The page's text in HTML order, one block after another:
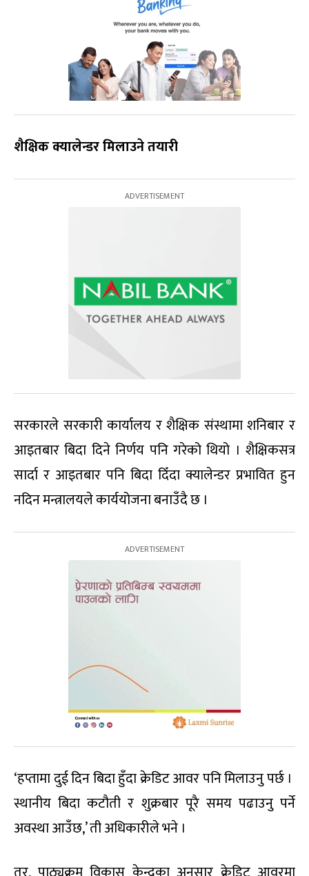
शैक्षिक क्यालेन्डर मिलाउने तयारी
सरकारले सरकारी कार्यालय र शैक्षिक संस्थामा शनिबार र
आइतबार बिदा दिने निर्णय पनि गरेको थियो । शैक्षिकसत्र
सार्दा र आइतबार पनि बिदा दिँदा क्यालेन्डर प्रभावित हुन
नदिन मन्त्रालयले कार्ययोजना बनाउँदै छ ।
‘हप्तामा दुई दिन बिदा हुँदा क्रेडिट आवर पनि मिलाउनु पर्छ ।
स्थानीय बिदा कटौती र शुक्रबार पूरै समय पढाउनु पर्ने
अवस्था आउँछ,’ ती अधिकारीले भने ।